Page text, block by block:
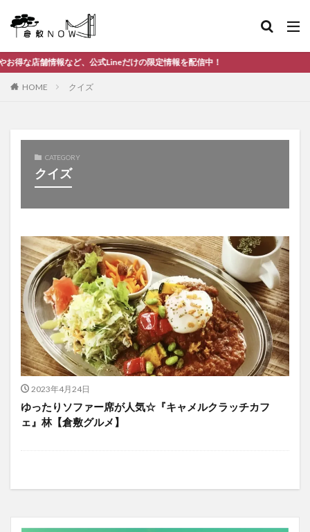
など、公式Lineだけの限定情報を配信中！
HOME クイズ
CATEGORY
クイズ
2023年4月24日
ゆったりソファー席が人気☆『キャメルクラッチカフ
ェ』林【倉敷グルメ】